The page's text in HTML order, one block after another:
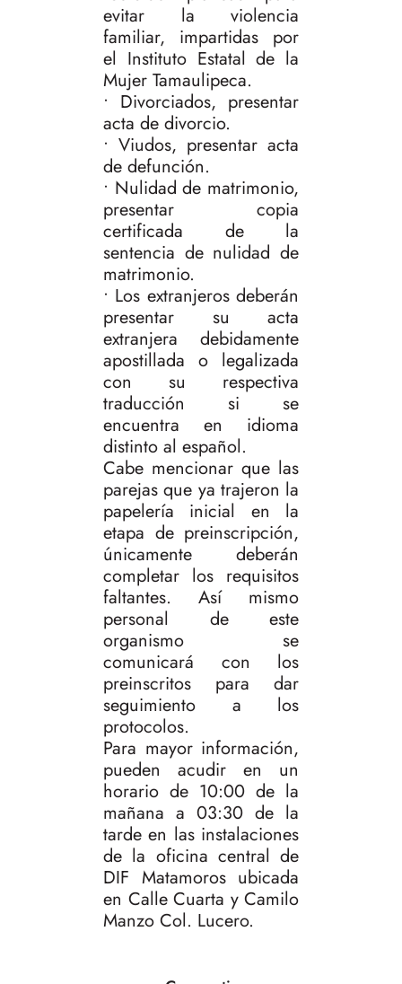
evitar la violencia
familiar, impartidas por
el Instituto Estatal de la
Mujer Tamaulipeca.
• Divorciados, presentar
acta de divorcio.
• Viudos, presentar acta
de defunción.
• Nulidad de matrimonio,
presentar copia
certificada de la
sentencia de nulidad de
matrimonio.
• Los extranjeros deberán
presentar su acta
extranjera debidamente
apostillada o legalizada
con su respectiva
traducción si se
encuentra en idioma
distinto al español.
Cabe mencionar que las
parejas que ya trajeron la
papelería inicial en la
etapa de preinscripción,
únicamente deberán
completar los requisitos
faltantes. Así mismo
personal de este
organismo se
comunicará con los
preinscritos para dar
seguimiento a los
protocolos.
Para mayor información,
pueden acudir en un
horario de 10:00 de la
mañana a 03:30 de la
tarde en las instalaciones
de la oficina central de
DIF Matamoros ubicada
en Calle Cuarta y Camilo
Manzo Col. Lucero.